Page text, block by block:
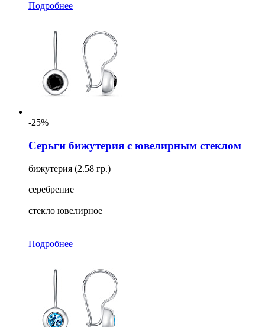
Подробнее
-25%
Серьги бижутерия с ювелирным стеклом
бижутерия (2.58 гр.)
серебрение
стекло ювелирное
Подробнее